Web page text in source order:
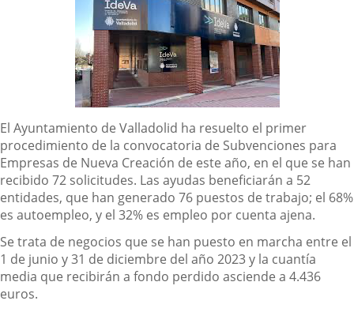
Descripción
El Ayuntamiento de Valladolid ha resuelto el primer
procedimiento de la convocatoria de Subvenciones para
Empresas de Nueva Creación de este año, en el que se han
recibido 72 solicitudes. Las ayudas beneficiarán a 52
entidades, que han generado 76 puestos de trabajo; el 68%
es autoempleo, y el 32% es empleo por cuenta ajena.
Se trata de negocios que se han puesto en marcha entre el
1 de junio y 31 de diciembre del año 2023 y la cuantía
media que recibirán a fondo perdido asciende a 4.436
euros.